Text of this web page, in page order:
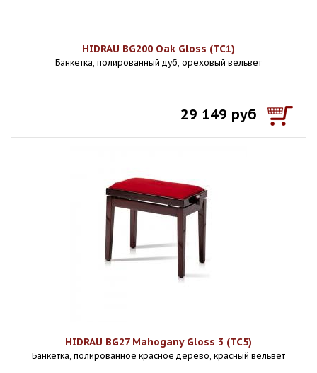
HIDRAU BG200 Oak Gloss (TC1)
Банкетка, полированный дуб, ореховый вельвет
29 149 руб
HIDRAU BG27 Mahogany Gloss 3 (TC5)
Банкетка, полированное красное дерево, красный вельвет